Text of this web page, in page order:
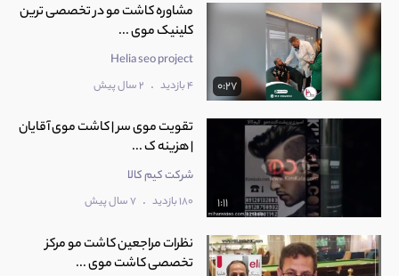
0:27
مشاوره کاشت مو در تخصصی ترین
کلینیک موی ...
Helia seo project
4 بازدید . 2 سال پیش
1:11
تقویت موی سر | کاشت موی آقایان
| هزینه ک ...
شرکت کیم کالا
180 بازدید . 7 سال پیش
نظرات مراجعین کاشت مو مرکز
تخصصی کاشت موی ...